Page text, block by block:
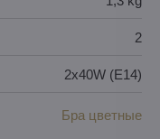
2
2x40W (E14)
Бра цветные